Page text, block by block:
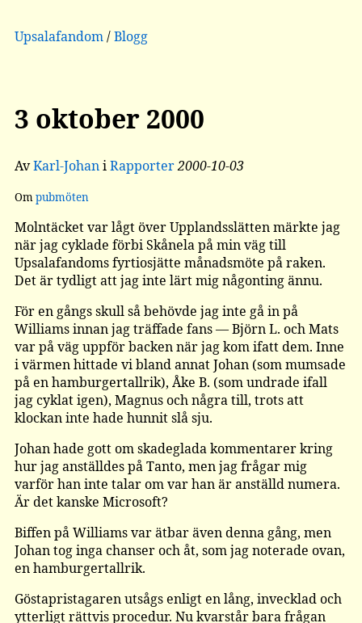
Upsalafandom/Blogg
3 oktober 2000
AvKarl-JohaniRapporter2000-10-03
Ompubmöten
Molntäcket var lågt över Upplandsslätten märkte jag
när jag cyklade förbi Skånela på min väg till
Upsalafandoms fyrtiosjätte månadsmöte på raken.
Det är tydligt att jag inte lärt mig någonting ännu.
För en gångs skull så behövde jag inte gå in på
Williams innan jag träffade fans — Björn L. och Mats
var på väg uppför backen när jag kom ifatt dem. Inne
i värmen hittade vi bland annat Johan (som mumsade
på en hamburgertallrik), Åke B. (som undrade ifall
jag cyklat igen), Magnus och några till, trots att
klockan inte hade hunnit slå sju.
Johan hade gott om skadeglada kommentarer kring
hur jag anställdes på Tanto, men jag frågar mig
varför han inte talar om var han är anställd numera.
Är det kanske Microsoft?
Biffen på Williams var ätbar även denna gång, men
Johan tog inga chanser och åt, som jag noterade ovan,
en hamburgertallrik.
Göstapristagaren utsågs enligt en lång, invecklad och
ytterligt rättvis procedur. Nu kvarstår bara frågan